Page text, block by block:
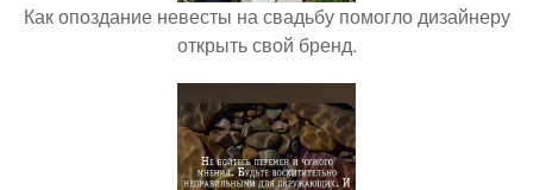
Как опоздание невесты на свадьбу помогло дизайнеру
открыть свой бренд.